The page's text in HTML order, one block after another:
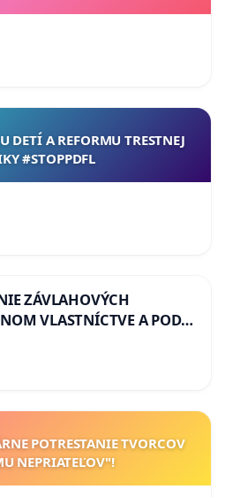
DETÍ A REFORMU TRESTNEJ
#STOPPDFL
ZÁVLAHOVÝCH
VLASTNÍCTVE A POD
REPUBLIKY & žiadosť
stavu závlahových a
na Slovensku
POTRESTANIE TVORCOV
NEPRIATEĽOV"!